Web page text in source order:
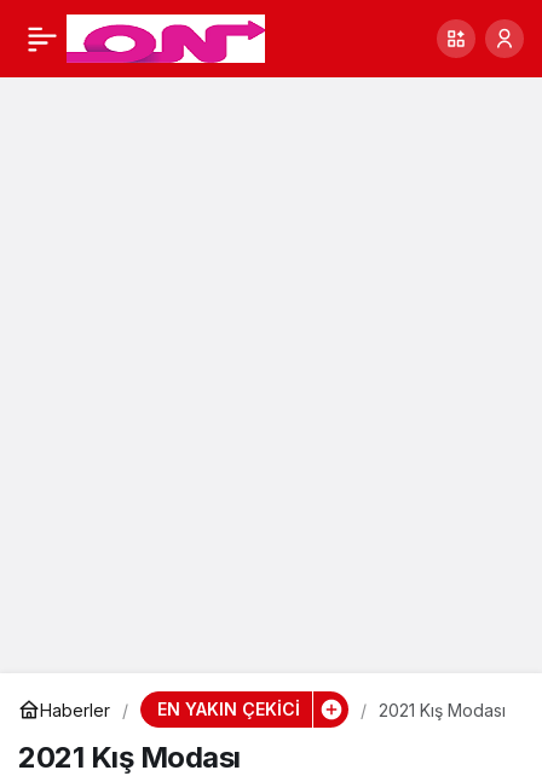
Haberler EN YAKIN ÇEKİCİ 2021 Kış Modası
2021 Kış Modası
2021 Kış Modası 0